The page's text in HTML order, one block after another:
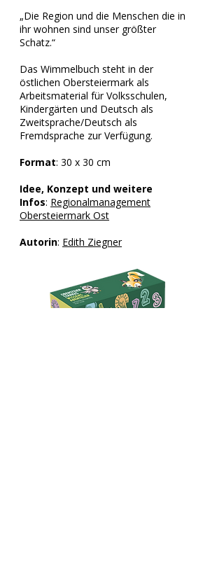
„Die Region und die Menschen die in
ihr wohnen sind unser größter
Schatz.“
Das Wimmelbuch steht in der
östlichen Obersteiermark als
Arbeitsmaterial für Volksschulen,
Kindergärten und Deutsch als
Zweitsprache/Deutsch als
Fremdsprache zur Verfügung.
Format: 30 x 30 cm​
Idee, Konzept und weitere
Infos: Regionalmanagement
Obersteiermark Ost
Autorin: Edith Ziegner